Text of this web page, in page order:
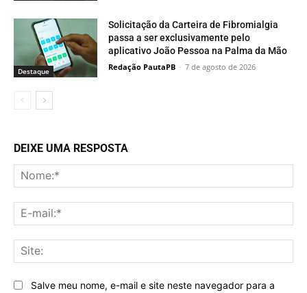
Destaque
Solicitação da Carteira de Fibromialgia
passa a ser exclusivamente pelo
aplicativo João Pessoa na Palma da Mão
Redação PautaPB - 7 de agosto de 2026
DEIXE UMA RESPOSTA
Salve meu nome, e-mail e site neste navegador para a